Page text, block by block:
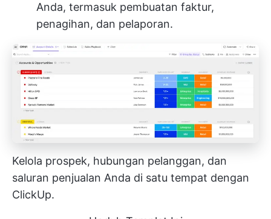
Anda, termasuk pembuatan faktur,
penagihan, dan pelaporan.
Kelola prospek, hubungan pelanggan, dan
saluran penjualan Anda di satu tempat dengan
ClickUp.